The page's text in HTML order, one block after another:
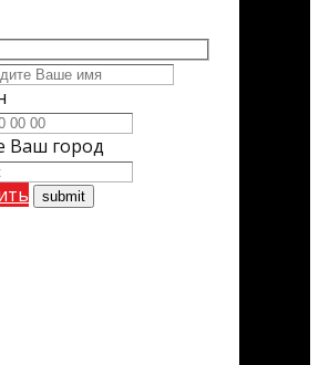
Ваш город